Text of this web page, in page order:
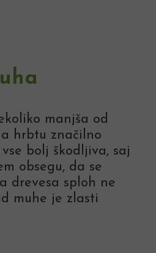
manjša od
hrbtu značilno
bolj škodljiva, saj
obsegu, da se
drevesa sploh ne
muhe je zlasti